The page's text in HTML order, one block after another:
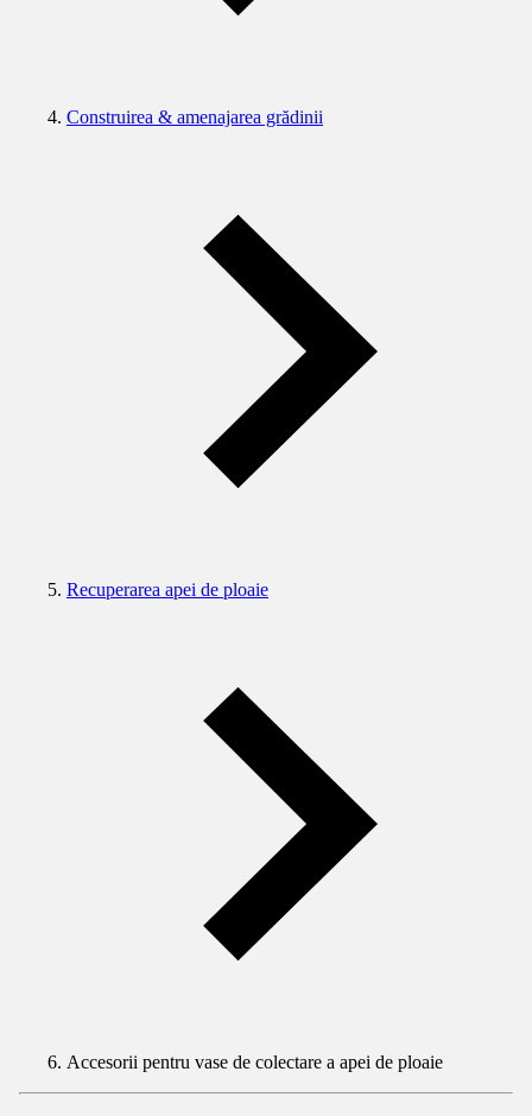
Construirea & amenajarea grădinii
Recuperarea apei de ploaie
Accesorii pentru vase de colectare a apei de ploaie